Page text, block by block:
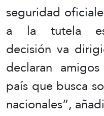
seguridad
a la tutela
decisión va
declaran
país que busca
nacionales”,